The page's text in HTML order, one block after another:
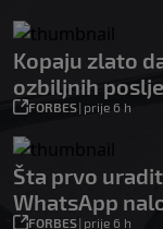
Kopaju zlato
ozbiljnih
FORBES| prije 6 h
Šta prvo
WhatsApp
FORBES| prije 6 h